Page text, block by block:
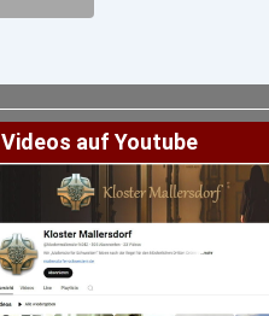
Videos auf Youtube